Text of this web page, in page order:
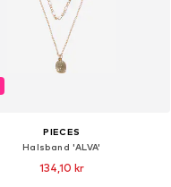
PIECES
Halsband 'ALVA'
134,10 kr